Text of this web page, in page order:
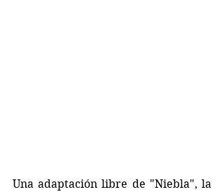
Una adaptación libre de "Niebla", la